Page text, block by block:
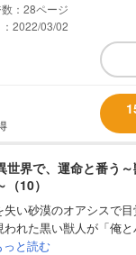
28
2022/03/02
世界で、運命と番う
（10）
失い砂漠のオアシスで
われた黒い獣人が「俺と
っと読む